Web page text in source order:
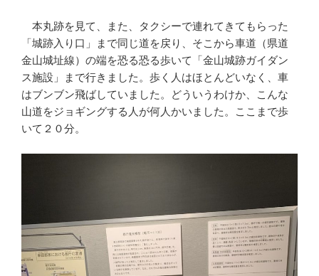
本丸跡を見て、また、タクシーで連れてきてもらった
「城跡入り口」まで同じ道を戻り、そこから車道（県道
金山城址線）の端を恐る恐る歩いて「金山城跡ガイダン
ス施設」まで行きました。歩く人はほとんどいなく、車
はブンブン飛ばしていました。どういうわけか、こんな
山道をジョギングする人が何人かいました。ここまで歩
いて２０分。